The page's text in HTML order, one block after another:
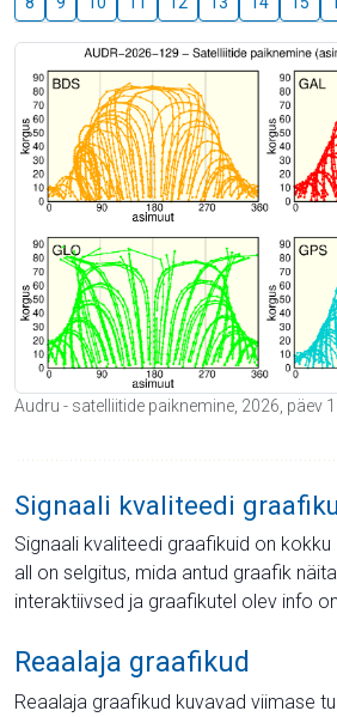
Audru - satelliitide paiknemine, 2026, päev
Signaali kvaliteedi
Signaali kvaliteedi graafikuid on
all on selgitus, mida antud graafik
interaktiivsed ja graafikutel olev info
Reaalaja graafikud
Reaalaja graafikud kuvavad viimase